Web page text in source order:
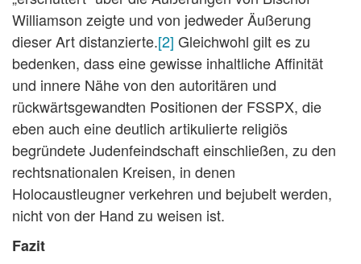
Williamson zeigte und von jedweder Äußerung
dieser Art distanzierte.[2] Gleichwohl gilt es zu
bedenken, dass eine gewisse inhaltliche Affinität
und innere Nähe von den autoritären und
rückwärtsgewandten Positionen der FSSPX, die
eben auch eine deutlich artikulierte religiös
begründete Judenfeindschaft einschließen, zu den
rechtsnationalen Kreisen, in denen
Holocaustleugner verkehren und bejubelt werden,
nicht von der Hand zu weisen ist.
Fazit